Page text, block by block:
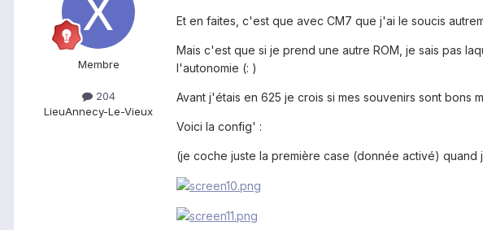
Membre
204
LieuAnnecy-Le-Vieux
Et en faites, c'est que avec CM7 que j'ai le soucis
Mais c'est que si je prend une autre ROM, je sais pas
l'autonomie (: )
Avant j'étais en 625 je crois si mes souvenirs sont bons
Voici la config' :
(je coche juste la première case (donnée activé) quand